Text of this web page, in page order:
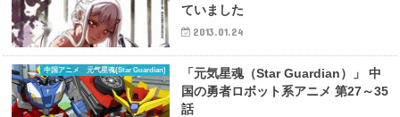
ていました
2013.01.24
中国アニメ 元气星魂(Star Guardian)
「元気星魂（Star Guardian）」 中
国の勇者ロボット系アニメ 第27～35
話